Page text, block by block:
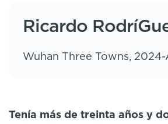
Ricardo
Wuhan Three Towns,
Tenía más de treinta años y